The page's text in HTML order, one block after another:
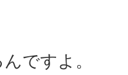
ですよ。